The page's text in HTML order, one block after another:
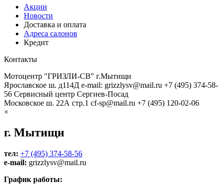
Акции
Новости
Доставка и оплата
Адреса салонов
Кредит
Контакты
Мотоцентр "ГРИЗЛИ-СВ" г.Мытищи
Ярославское ш. д114Д e-mail: grizzlysv@mail.ru +7 (495) 374-58-
56 Сервисный центр Сергиев-Посад
Московское ш. 22А стр.1 cf-sp@mail.ru +7 (495) 120-02-06
×
г. Мытищи
тел: +7 (495) 374-58-56
e-mail: grizzlysv@mail.ru
График работы: